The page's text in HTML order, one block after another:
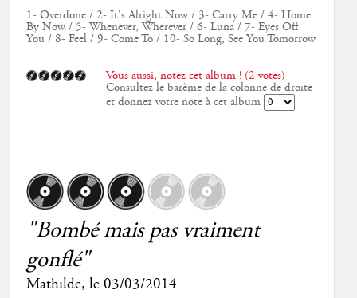
1- Overdone / 2- It's Alright Now / 3- Carry Me / 4- Home
By Now / 5- Whenever, Wherever / 6- Luna / 7- Eyes Off
You / 8- Feel / 9- Come To / 10- So Long, See You Tomorrow
Vous aussi, notez cet album ! (2 votes)
Consultez le barème de la colonne de droite
et donnez votre note à cet album
"Bombé mais pas vraiment
gonflé"
Mathilde, le 03/03/2014